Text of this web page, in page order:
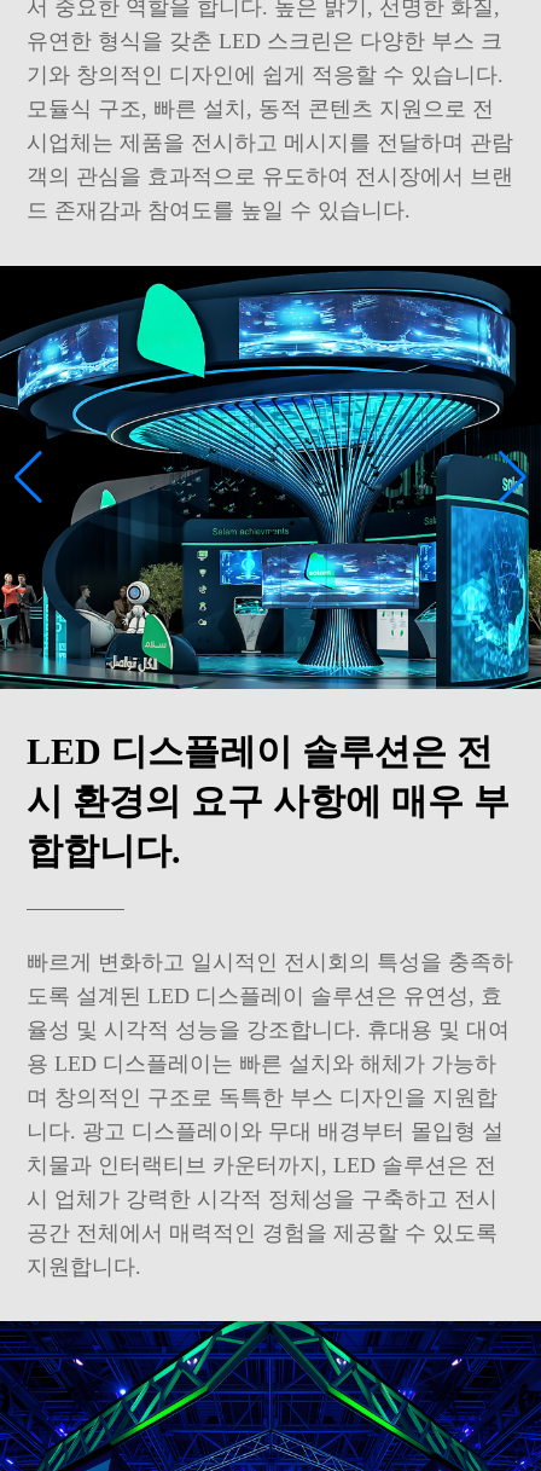
서 중요한 역할을 합니다. 높은 밝기, 선명한 화질,
유연한 형식을 갖춘 LED 스크린은 다양한 부스 크
기와 창의적인 디자인에 쉽게 적응할 수 있습니다.
모듈식 구조, 빠른 설치, 동적 콘텐츠 지원으로 전
시업체는 제품을 전시하고 메시지를 전달하며 관람
객의 관심을 효과적으로 유도하여 전시장에서 브랜
드 존재감과 참여도를 높일 수 있습니다.
LED 디스플레이 솔루션은 전
시 환경의 요구 사항에 매우 부
합합니다.
빠르게 변화하고 일시적인 전시회의 특성을 충족하
도록 설계된 LED 디스플레이 솔루션은 유연성, 효
율성 및 시각적 성능을 강조합니다. 휴대용 및 대여
용 LED 디스플레이는 빠른 설치와 해체가 가능하
며 창의적인 구조로 독특한 부스 디자인을 지원합
니다. 광고 디스플레이와 무대 배경부터 몰입형 설
치물과 인터랙티브 카운터까지, LED 솔루션은 전
시 업체가 강력한 시각적 정체성을 구축하고 전시
공간 전체에서 매력적인 경험을 제공할 수 있도록
지원합니다.